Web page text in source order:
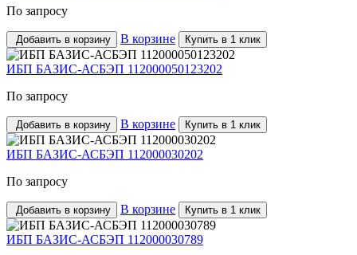
По запросу
Добавить в корзину В корзине Купить в 1 клик
ИБП БАЗИС-АСБЭП 112000050123202
По запросу
Добавить в корзину В корзине Купить в 1 клик
ИБП БАЗИС-АСБЭП 112000030202
По запросу
Добавить в корзину В корзине Купить в 1 клик
ИБП БАЗИС-АСБЭП 112000030789